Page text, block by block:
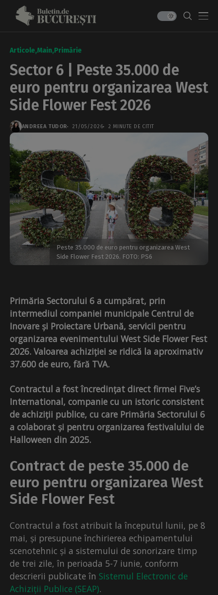
Articole Main Primărie
Sector 6 | Peste 35.000 de
euro pentru organizarea West
Side Flower Fest 2026
ANDREEA TUDOR 21/05/2026 2 MINUTE DE CITIT
Peste 35.000 de euro pentru organizarea West
Side Flower Fest 2026. FOTO: PS6
Primăria Sectorului 6 a cumpărat, prin
intermediul companiei municipale Centrul de
Inovare și Proiectare Urbană, servicii pentru
organizarea evenimentului West Side Flower Fest
2026. Valoarea achiziției se ridică la aproximativ
37.600 de euro, fără TVA.
Contractul a fost încredințat direct firmei Five’s
International, companie cu un istoric consistent
de achiziții publice, cu care Primăria Sectorului 6
a colaborat și pentru organizarea festivalului de
Halloween din 2025.
Contract de peste 35.000 de
euro pentru organizarea West
Side Flower Fest
Contractul a fost atribuit la începutul lunii, pe 8
mai, și presupune închirierea echipamentului
scenotehnic și a sistemului de sonorizare timp
de trei zile, în perioada 5-7 iunie, conform
descrierii publicate în Sistemul Electronic de
Achiziții Publice (SEAP).